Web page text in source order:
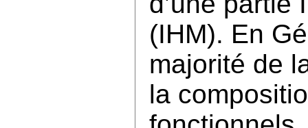
(IHM). En
majorité de
la